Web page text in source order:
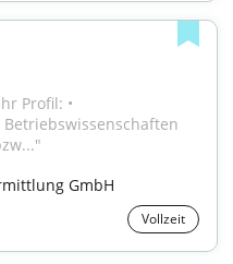
Profil: •
GmbH
Vollzeit